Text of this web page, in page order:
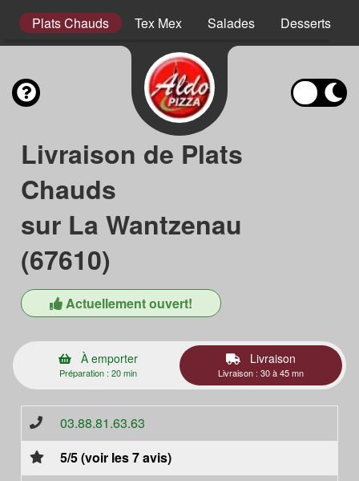
Plats Chauds Tex Mex Salades Desserts
Livraison de Plats
Chauds
sur La Wantzenau
(67610)
Actuellement ouvert!
À emporter
Préparation : 20 min
Livraison
Livraison : 30 à 45 mn
03.88.81.63.63
5/5 (voir les 7 avis)